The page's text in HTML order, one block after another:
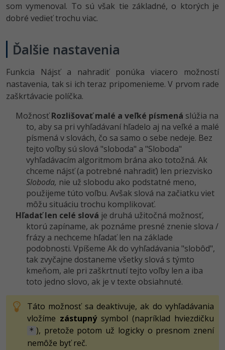
Adobe After Effects
Fotografovanie -80%
Ostatné
Fórum
som vymenoval. To sú však tie základné, o ktorých je
dobré vedieť trochu viac.
Ďalšie nastavenia
Funkcia Nájsť a nahradiť ponúka viacero možností
nastavenia, tak si ich teraz pripomenieme. V prvom rade
zaškrtávacie políčka.
MožnosťRozlišovať malé a veľké písmená slúžia na
to, aby sa pri vyhľadávaní hľadelo aj na veľké a malé
písmená v slovách, čo sa samo o sebe nedeje. Bez
tejto voľby sú slová "sloboda" a "Sloboda"
vyhľadávacím algoritmom brána ako totožná. Ak
chceme nájsť (a potrebné nahradiť) len priezvisko
Sloboda, nie už slobodu ako podstatné meno,
použijeme túto voľbu. Avšak slová na začiatku viet
môžu situáciu trochu komplikovať.
Hľadať len celé slová je druhá užitočná možnosť,
ktorú zapíname, ak poznáme presné znenie slova /
frázy a nechceme hľadať len na základe
podobnosti. Vpíšeme Ak do vyhľadávania "slobôd",
tak zvyčajne dostaneme všetky slová s týmto
kmeňom, ale pri zaškrtnutí tejto voľby len a iba
toto jedno slovo, ak je v texte obsiahnuté.
Táto možnosť sa deaktivuje, ak do vyhľadávania
vložíme zástupnýsymbol (napríklad hviezdičku
* ), pretože potom už logicky o presnom znení
nemôže byť reč.